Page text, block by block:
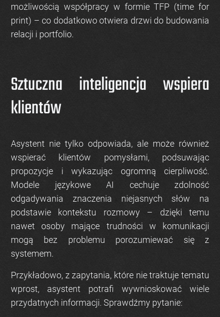
możliwością współpracy w formie TFP (time for
print) – co dodatkowo otwiera drzwi do budowania
relacji i portfolio.
Sztuczna inteligencja wspiera
klientów
Asystent nie tylko odpowiada, ale może również
wspierać klientów pomysłami, podsuwając
propozycje i wykazując ogromną cierpliwość.
Modele językowe AI cechuje zdolność
odgadywania znaczenia niejasnych słów na
podstawie kontekstu rozmowy – dzięki temu
nawet osoby mające trudności w komunikacji
mogą bez problemu porozumiewać się z
systemem.
Przykładowo, z zapytania, które nie traktuje tematu
wprost, asystent potrafi wywnioskować wiele
przydatnych informacji. Sprawdźmy pytanie: